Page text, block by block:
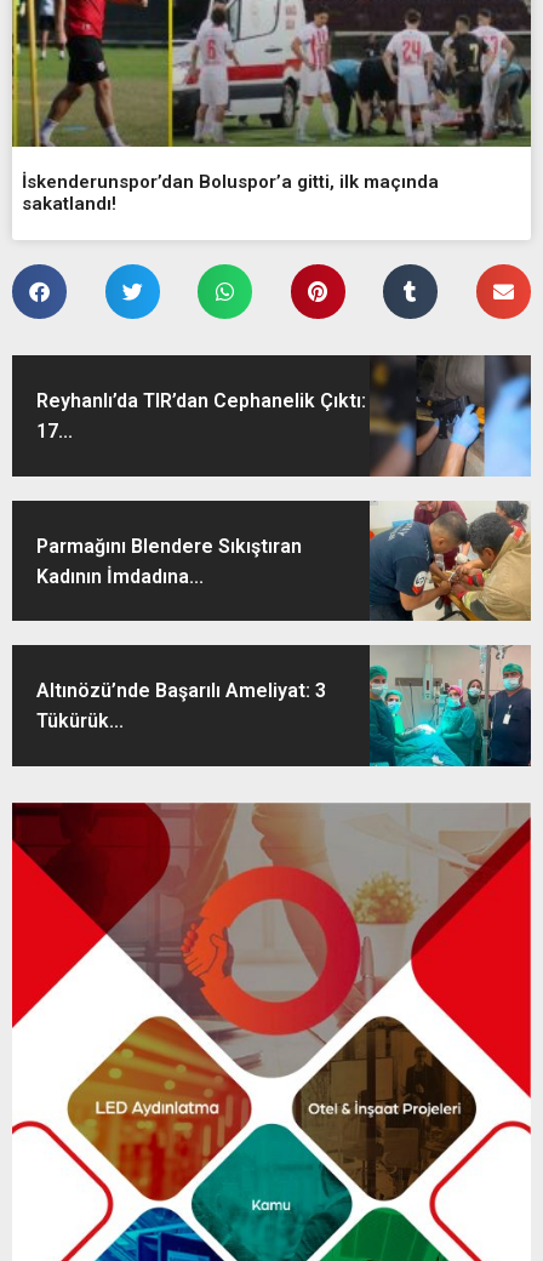
İskenderunspor’dan Boluspor’a gitti, ilk maçında
sakatlandı!
Reyhanlı’da TIR’dan Cephanelik Çıktı:
17...
Parmağını Blendere Sıkıştıran
Kadının İmdadına...
Altınözü’nde Başarılı Ameliyat: 3
Tükürük...